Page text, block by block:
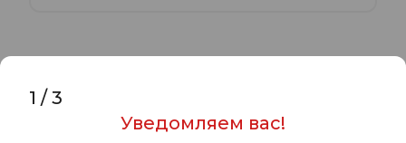
1 /3
Уведомляем вас!